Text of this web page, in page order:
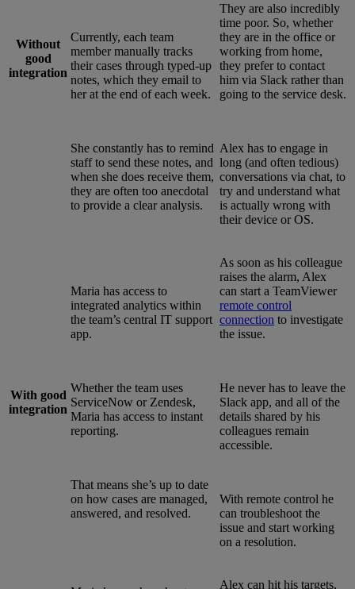
Without
good
integration
Currently, each team
member manually tracks
their cases through typed-up
notes, which they email to
her at the end of each week.
She constantly has to remind
staff to send these notes, and
when she does receive them,
they are often too anecdotal
to provide a clear analysis.
They are also incredibly
time poor. So, whether
they are in the office or
working from home,
they prefer to contact
him via Slack rather than
going to the service desk.
Alex has to engage in
long (and often tedious)
conversations via chat, to
try and understand what
is actually wrong with
their device or OS.
With good
integration
Maria has access to
integrated analytics within
the team’s central IT support
app.
Whether the team uses
ServiceNow or Zendesk,
Maria has access to instant
reporting.
That means she’s up to date
on how cases are managed,
answered, and resolved.
As soon as his colleague
raises the alarm, Alex
can start a TeamViewer
remote control
connection to investigate
the issue.
He never has to leave the
Slack app, and all of the
details shared by his
colleagues remain
accessible.
With remote control he
can troubleshoot the
issue and start working
on a resolution.
Alex can hit his targets,